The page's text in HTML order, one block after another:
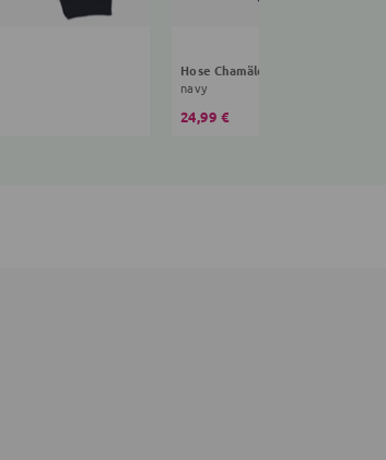
Hose Chamäleon
navy
24,99 €